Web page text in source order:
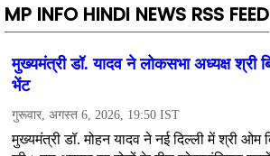
MP INFO HINDI NEWS RSS FEED